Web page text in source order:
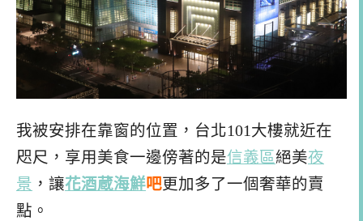
我被安排在靠窗的位置，台北101大樓就近在
咫尺，享用美食一邊傍著的是信義區絕美夜
景 ，讓花酒蔵海鮮吧更加多了一個奢華的賣
點。